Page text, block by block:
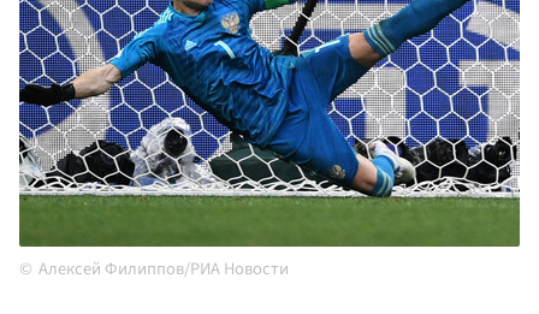
Алексей Филиппов/РИА Новости